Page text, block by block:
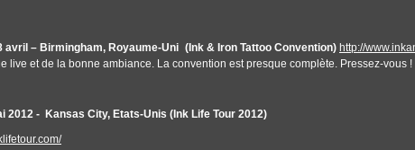
avril – Birmingham, Royaume-Uni (Ink & Iron Tattoo Convention) http://
live et de la bonne ambiance. La convention est presque complète. Pressez-vous !
2012 - Kansas City, Etats-Unis (Ink Life Tour 2012)